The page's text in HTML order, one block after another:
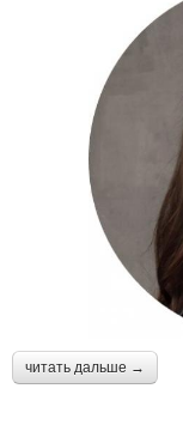
читать дальше →